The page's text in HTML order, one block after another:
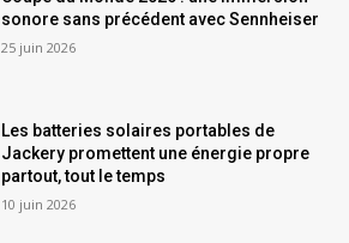
sonore sans précédent avec Sennheiser
25 juin 2026
Les batteries solaires portables de
Jackery promettent une énergie propre
partout, tout le temps
10 juin 2026